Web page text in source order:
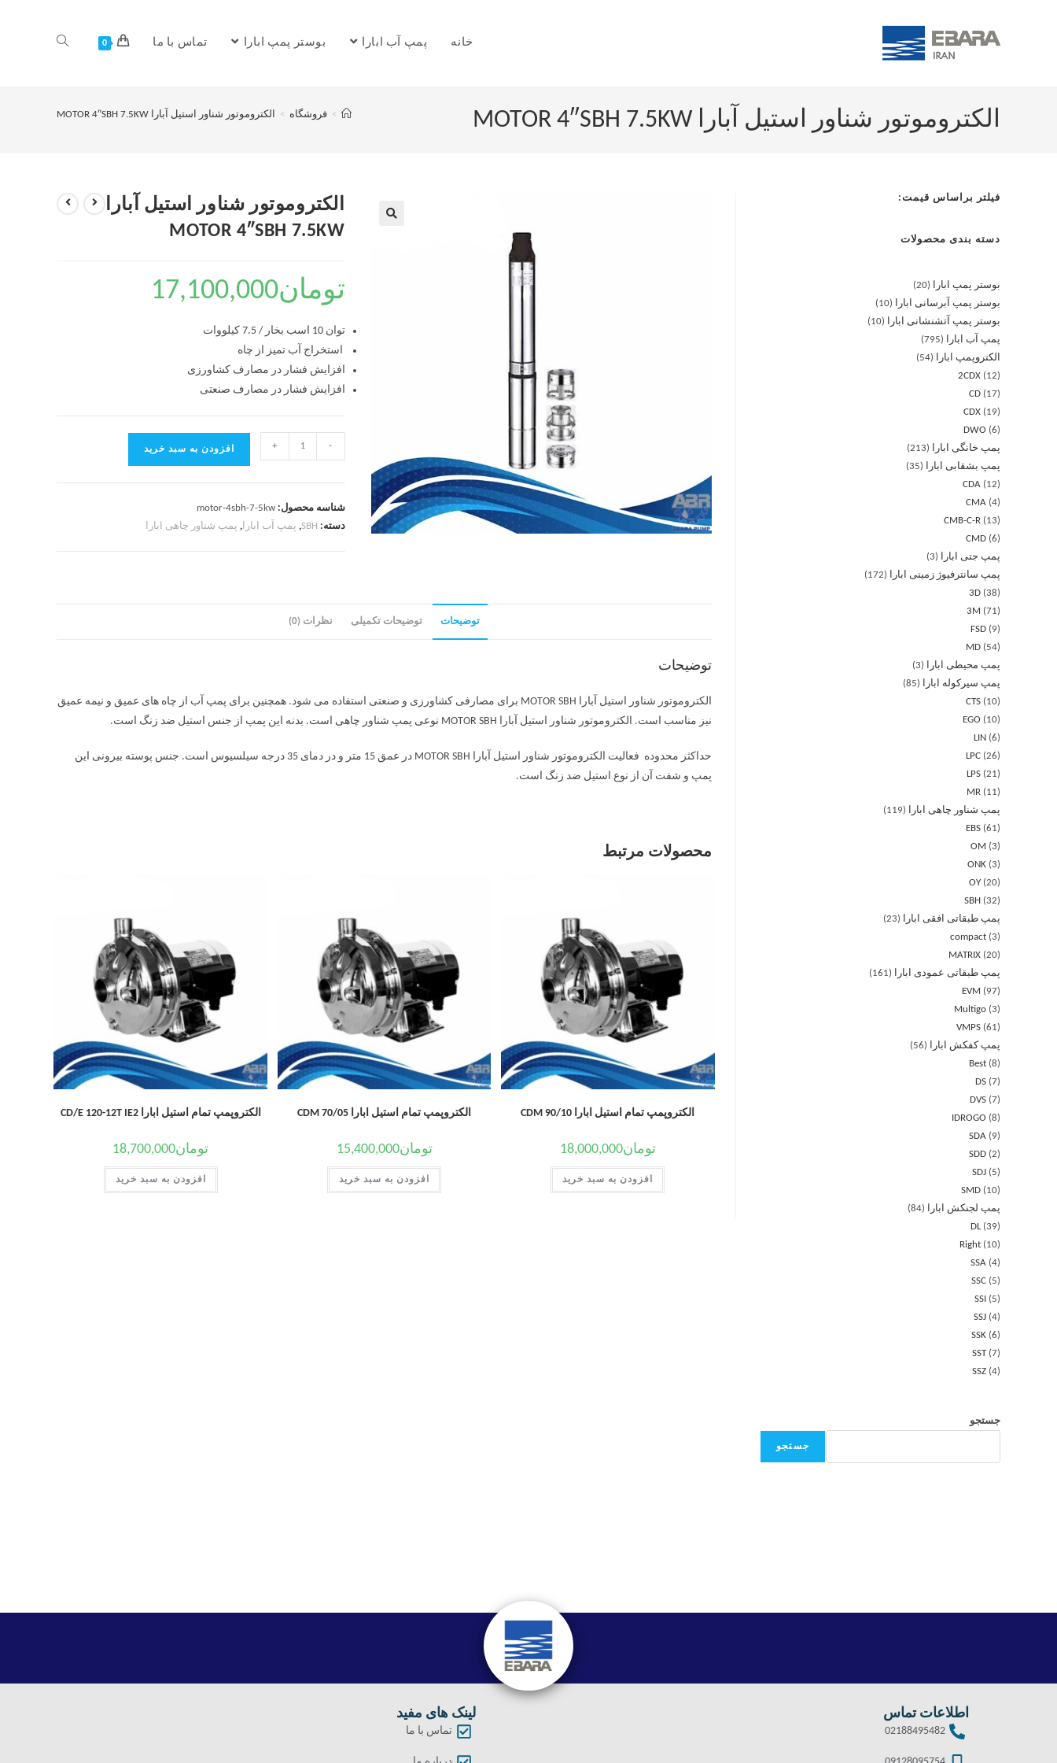
خانه پمپ آب ابارا بوستر پمپ ابارا تماس با ما 0
الکتروموتور شناور استیل آبارا MOTOR 4″SBH 7.5KW > فروشگاه > الکتروموتور شناور استیل آبارا MOTOR 4″SBH 7.5KW
الکتروموتور شناور استیل آبارا
MOTOR 4″SBH 7.5KW
تومان17,100,000
توان 10 اسب بخار / 7.5 کیلووات
استخراج آب تمیز از چاه
افزایش فشار در مصارف کشاورزی
افزایش فشار در مصارف صنعتی
-
+ افزودن به سبد خرید
شناسه محصول:motor-4sbh-7-5kw
دسته: SBH
, پمپ آب ابارا, پمپ شناور چاهی ابارا
توضیحات توضیحات تکمیلی نظرات (0)
توضیحات
الکتروموتور شناور استیل آبارا MOTOR SBH برای مصارفی کشاورزی و صنعتی استفاده می شود. همچنین برای پمپ آب از چاه های عمیق و نیمه عمیق
نیز مناسب است. الکتروموتور شناور استیل آبارا MOTOR SBH نوعی پمپ شناور چاهی است. بدنه این پمپ از جنس استیل ضد زنگ است.
حداکثر محدوده فعالیت الکتروموتور شناور استیل آبارا MOTOR SBH در عمق 15 متر و در دمای 35 درجه سیلسیوس است. جنس پوسته بیرونی این
پمپ و شفت آن از نوع استیل ضد زنگ است.
محصولات مرتبط
الکتروپمپ تمام استیل ابارا CDM 90/10
تومان18,000,000
افزودن به سبد خرید
الکتروپمپ تمام استیل ابارا CDM 70/05
تومان15,400,000
افزودن به سبد خرید
الکتروپمپ تمام استیل ابارا CD/E 120-12T IE2
تومان18,700,000
افزودن به سبد خرید
فیلتر براساس قیمت:
دسته بندی محصولات
بوستر پمپ ابارا
20
بوستر پمپ آبرسانی ابارا
10
بوستر پمپ آتشنشانی ابارا
10
پمپ آب ابارا
795
الکتروپمپ ابارا
54
2CDX
12
CD
17
CDX
19
DWO
6
پمپ خانگی ابارا
213
پمپ بشقابی ابارا
35
CDA
12
CMA 4
CMB-C-R
13
CMD 6
پمپ جتی ابارا
3
پمپ سانترفیوژ زمینی ابارا
172
3D 38
3M
71
FSD
9
MD
54
پمپ محیطی ابارا
3
پمپ سیرکوله ابارا
85
CTS
10
EGO
10
LIN 6
LPC 26
LPS 21
MR
11
پمپ شناور چاهی ابارا
119
EBS 61
OM
3
ONK 3
OY 20
SBH 32
پمپ طبقاتی افقی ابارا
23
compact 3
MATRIX 20
پمپ طبقاتی عمودی ابارا
161
EVM
97
Multigo 3
VMPS 61
پمپ کفکش ابارا
56
Best 8
DS 7
DVS 7
IDROGO
8
SDA
9
SDD 2
SDJ
5
SMD
10
پمپ لجنکش ابارا
84
DL 39
Right
10
SSA 4
SSC
5
SSI
5
SSJ 4
SSK 6
SST 7
SSZ 4
جستجو
جستجو
اطلاعات تماس
02188495482
لینک های مفید
تماس با ما